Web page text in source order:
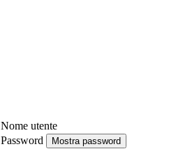
Nome utente
Password
Mostra password